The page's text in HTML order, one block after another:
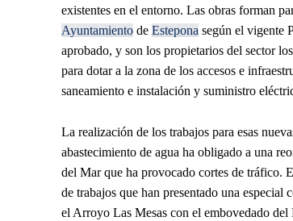
existentes en el entorno. Las obras forman
Ayuntamiento de Estepona según el vigente
aprobado, y son los propietarios del sector
para dotar a la zona de los accesos e
saneamiento e instalación y suministro
La realización de los trabajos para esas
abastecimiento de agua ha obligado a una
del Mar que ha provocado cortes de tráfico.
de trabajos que han presentado una
el Arroyo Las Mesas con el embovedado del